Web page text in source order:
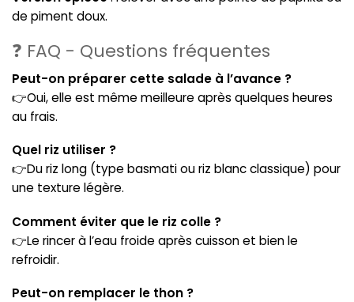
de piment doux.
❓ FAQ - Questions fréquentes
Peut-on préparer cette salade à l’avance ?
👉Oui, elle est même meilleure après quelques heures
au frais.
Quel riz utiliser ?
👉Du riz long (type basmati ou riz blanc classique) pour
une texture légère.
Comment éviter que le riz colle ?
👉Le rincer à l’eau froide après cuisson et bien le
refroidir.
Peut-on remplacer le thon ?